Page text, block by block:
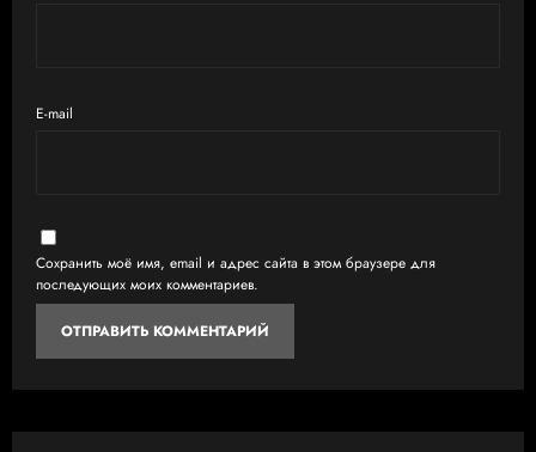
E-mail
Сохранить моё имя, email и адрес сайта в этом браузере для
последующих моих комментариев.